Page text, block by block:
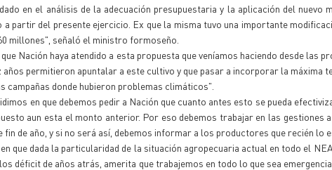
en el análisis de la adecuación presupuestaria y la aplicación del nuevo
a partir del presente ejercicio. Ex que la misma tuvo una importante
millones", señaló el ministro formoseño.
Nación haya atendido a esta propuesta que veníamos haciendo desde las
años permitieron apuntalar a este cultivo y que pasar a incorporar la máxima
campañas donde hubieron problemas climáticos".
en que debemos pedir a Nación que cuanto antes esto se pueda
aun esta el monto anterior. Por eso debemos trabajar en las gestiones
de año, y si no será así, debemos informar a los productores que recién lo
que dada la particularidad de la situación agropecuaria actual en todo el
déficit de años atrás, amerita que trabajemos en todo lo que sea